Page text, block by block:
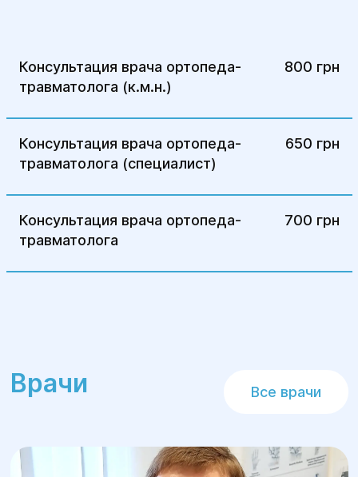
обращайтесь в Центр хирургии и
реабилитации «Гелиос» для получения
Консультация врача ортопеда-
травматолога (к.м.н.)
800 грн
Консультация врача ортопеда-
травматолога (специалист)
650 грн
Консультация врача ортопеда-
травматолога
700 грн
Врачи Все врачи